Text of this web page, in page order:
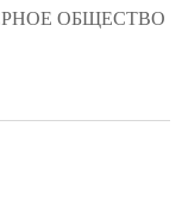
ОБЩЕСТВО